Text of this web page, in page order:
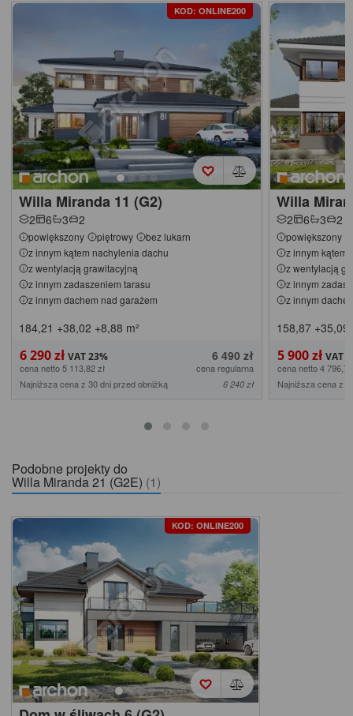
KOD: ONLINE200
Willa Miranda 11 (G2)
2 6 3 2
powiększony piętrowy
bez lukarn
z innym kątem nachylenia dachu
z wentylacją grawitacyjną
z innym zadaszeniem tarasu
z innym dachem nad garażem
184,21 +38,02 +8,88 m²
6 290 zł 6 490 zł
cena netto 5 113,82 zł
cena regularna
Najniższa cena z 30 dni przed obniżką
6 240 zł
Willa
2 6 3 2
powiększony
z innym kątem
z wentylacją
z innym
z innym
158,87 +35,09
5 900 zł
cena netto 4
Najniższa cena z
Podobne projekty do
Willa Miranda 21 (G2E) (1)
KOD: ONLINE200